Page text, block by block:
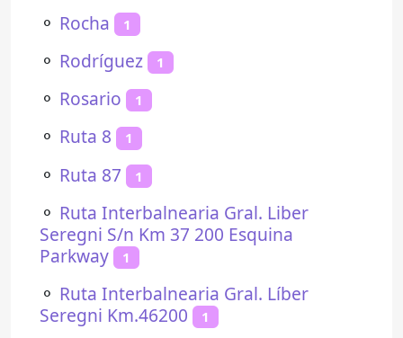
⚬ Rocha 1
⚬ Rodríguez 1
⚬ Rosario 1
⚬ Ruta 8 1
⚬ Ruta 87 1
⚬ Ruta Interbalnearia Gral. Liber
Seregni S/n Km 37 200 Esquina
Parkway
1
⚬ Ruta Interbalnearia Gral. Líber
Seregni Km.46200
1